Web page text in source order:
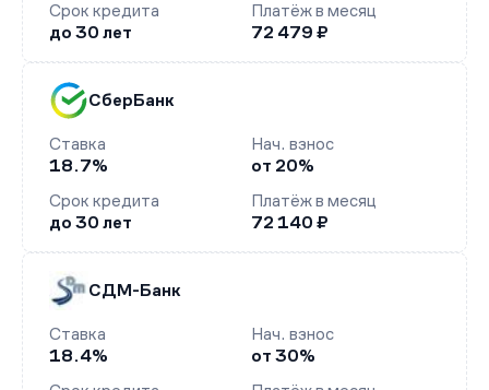
Срок кредита
до 30 лет
Платёж в месяц
72 479 ₽
СберБанк
Ставка
18.7%
Нач. взнос
от 20%
Срок кредита
до 30 лет
Платёж в месяц
72 140 ₽
СДМ-Банк
Ставка
18.4%
Нач. взнос
от 30%